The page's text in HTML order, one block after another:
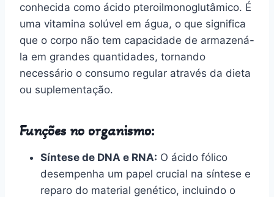
conhecida como ácido pteroilmonoglutâmico. É
uma vitamina solúvel em água, o que significa
que o corpo não tem capacidade de armazená-
la em grandes quantidades, tornando
necessário o consumo regular através da dieta
ou suplementação.
Funções no organismo:
Síntese de DNA e RNA: O ácido fólico
desempenha um papel crucial na síntese e
reparo do material genético, incluindo o